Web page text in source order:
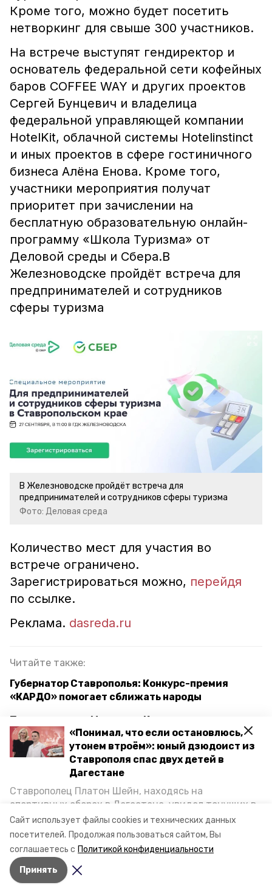
Сайт использует файлы cookies и технических данных
посетителей. Продолжая пользоваться сайтом, Вы
соглашаетесь с Политикой конфиденциальности
Принять
«Понимал, что если остановлюсь,
утонем втроём»: юный дзюдоист из
Ставрополя спас двух детей в
Дагестане
Ставрополец Платон Шейн, находясь на
спортивных сборах в Дегестане, увидел тонущих в
Каспийском море детей и бросился на помощь. По
возвращении домой, отважного мальчика
пригласили в министерство образования края и
наградили. Корреспондент «Победы26» пообщался
с юным героем.
Кроме того, можно будет посетить
нетворкинг для свыше 300 участников.
На встрече выступят гендиректор и
основатель федеральной сети кофейных
баров COFFEE WAY и других проектов
Сергей Бунцевич и владелица
федеральной управляющей компании
HotelKit, облачной системы Hotelinstinct
и иных проектов в сфере гостиничного
бизнеса Алёна Енова. Кроме того,
участники мероприятия получат
приоритет при зачислении на
бесплатную образовательную онлайн-
программу «Школа Туризма» от
Деловой среды и Сбера.В
Железноводске пройдёт встреча для
предпринимателей и сотрудников
сферы туризма
В Железноводске пройдёт встреча для
предпринимателей и сотрудников сферы туризма
Фото: Деловая среда
Количество мест для участия во
встрече ограничено.
Зарегистрироваться можно, перейдя
по ссылке.
Реклама. dasreda.ru
Читайте также:
Губернатор Ставрополья: Конкурс-премия
«КАРДО» помогает сближать народы
Проходившая в Минводах Кавказская
инвествыставка станет ежегодной
ставропольский край
предприниматели бизнес экономика
Авторы: Вера Киянская